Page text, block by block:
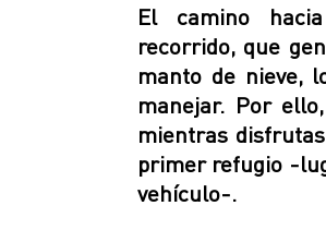
El camino
recorrido, que
manto de nieve,
manejar. Por
mientras
primer refugio -
vehículo-.